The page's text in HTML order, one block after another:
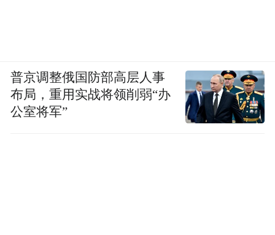
普京调整俄国防部高层人事
布局，重用实战将领削弱“办
公室将军”